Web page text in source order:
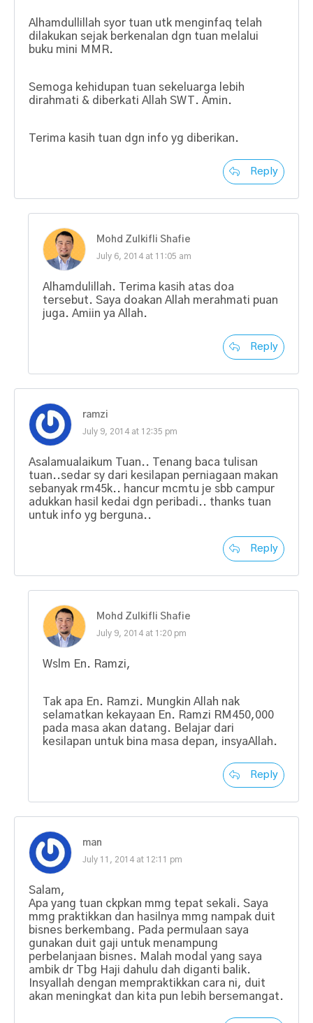
Alhamdullillah syor tuan utk menginfaq telah
dilakukan sejak berkenalan dgn tuan melalui
buku mini MMR.
Semoga kehidupan tuan sekeluarga lebih
dirahmati & diberkati Allah SWT. Amin.
Terima kasih tuan dgn info yg diberikan.
Reply
Mohd Zulkifli Shafie
July 6, 2014 at 11:05 am
Alhamdulillah. Terima kasih atas doa
tersebut. Saya doakan Allah merahmati puan
juga. Amiin ya Allah.
Reply
ramzi
July 9, 2014 at 12:35 pm
Asalamualaikum Tuan.. Tenang baca tulisan
tuan..sedar sy dari kesilapan perniagaan makan
sebanyak rm45k.. hancur mcmtu je sbb campur
adukkan hasil kedai dgn peribadi.. thanks tuan
untuk info yg berguna..
Reply
Mohd Zulkifli Shafie
July 9, 2014 at 1:20 pm
Wslm En. Ramzi,
Tak apa En. Ramzi. Mungkin Allah nak
selamatkan kekayaan En. Ramzi RM450,000
pada masa akan datang. Belajar dari
kesilapan untuk bina masa depan, insyaAllah.
Reply
man
July 11, 2014 at 12:11 pm
Salam,
Apa yang tuan ckpkan mmg tepat sekali. Saya
mmg praktikkan dan hasilnya mmg nampak duit
bisnes berkembang. Pada permulaan saya
gunakan duit gaji untuk menampung
perbelanjaan bisnes. Malah modal yang saya
ambik dr Tbg Haji dahulu dah diganti balik.
Insyallah dengan mempraktikkan cara ni, duit
akan meningkat dan kita pun lebih bersemangat.